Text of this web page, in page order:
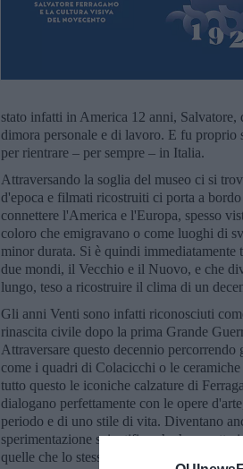
stato infatti in America 12 anni, Salvatore,
dimora personale e di lavoro. E fu proprio
per rientrare – per sempre – in Italia.
Attraversando la soglia del museo ci si
d'epoca e filmati ricostruiti ci porta a
connettere l'America e l'Europa, spesso
coloro che emigravano o come luoghi di
minor durata. Si è quindi immediatamente
due mondi, il Vecchio e il Nuovo, e che
lungo, teso a ricostruire il clima di un
Gli anni Venti sono infatti riconosciuti
rinascita civile dopo la prima Grande
Attraversare questo decennio
come i quadri di Colacicchi o le
tutto questo le iconiche calzature di
dialogano perfettamente con le opere
periodo e di uno stile di vita. Diventano
sperimentazione scientifica che ha
quelle che lo stesso Salvatore Ferragamo